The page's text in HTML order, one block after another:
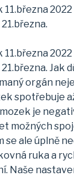
11.března
11.března
21.března.
orgán
spotřebuje
je
se ale úplně
ruka a
Naše